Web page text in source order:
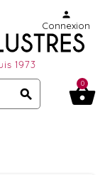
search
person
Connexion
shopping_basket
0